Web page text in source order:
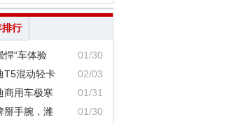
排行
悍“车体验
01/30
T5混动轻卡
02/03
商用车极寒
01/31
掰手腕，潍
01/30